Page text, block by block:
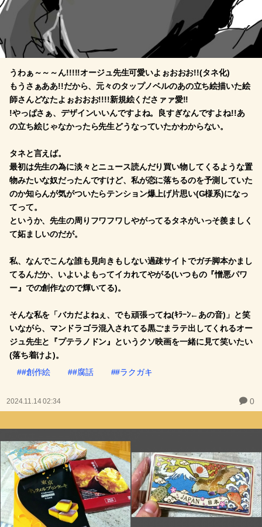
うわぁ～～～ん!!!!!オージュ先生可愛いよぉおおお!!(タネ化)
もうさぁああ!!だから、元々のタップノベルのあの立ち絵描いた絵
師さんどなたよぉおおお!!!!新規絵くださァァ愛!!
!やっぱさぁ、デザインいいんですよね。良すぎなんですよね!!あ
の立ち絵じゃなかったら先生どうなっていたかわからない。
タネと言えば。
最初は先生の為に淡々とニュース読んだり買い物してくるような置
物みたいな奴だったんですけど、私が恋に落ちるのを予測していた
のか知らんが気がついたらテンション爆上げ片思い(G様系)になっ
てって。
というか、先生の周りフワフワしやがってるタネがいっそ羨ましく
て妬ましいのだが。
私、なんでこんな誰も見向きもしない過疎サイトでガチ脚本かまし
てるんだか、いよいよもってイカれてやがる(いつもの『憎悪パワ
ー』での創作なので輝いてる)。
そんな私を「バカだよねぇ、でも頑張ってね(ｷﾗｰﾝ←あの音)」と笑
いながら、マンドラゴラ混入されてる黒ごまラテ出してくれるオー
ジュ先生と『プテラノドン』というクソ映画を一緒に見て笑いたい
(落ち着けよ)。
##創作絵
##腐話 ##ラクガキ
2024.11.14 02:34 0